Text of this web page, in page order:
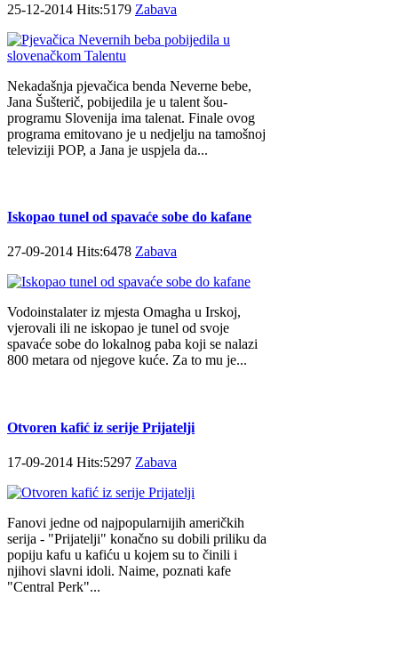
25-12-2014 Hits:5179 Zabava
Nekadašnja pjevačica benda Neverne bebe,
Jana Šušterič, pobijedila je u talent šou-
programu Slovenija ima talenat. Finale ovog
programa emitovano je u nedjelju na tamošnoj
televiziji POP, a Jana je uspjela da...
Iskopao tunel od spavaće sobe do kafane
27-09-2014 Hits:6478 Zabava
Vodoinstalater iz mjesta Omagha u Irskoj,
vjerovali ili ne iskopao je tunel od svoje
spavaće sobe do lokalnog paba koji se nalazi
800 metara od njegove kuće. Za to mu je...
Otvoren kafić iz serije Prijatelji
17-09-2014 Hits:5297 Zabava
Fanovi jedne od najpopularnijih američkih
serija - "Prijatelji" konačno su dobili priliku da
popiju kafu u kafiću u kojem su to činili i
njihovi slavni idoli. Naime, poznati kafe
"Central Perk"...